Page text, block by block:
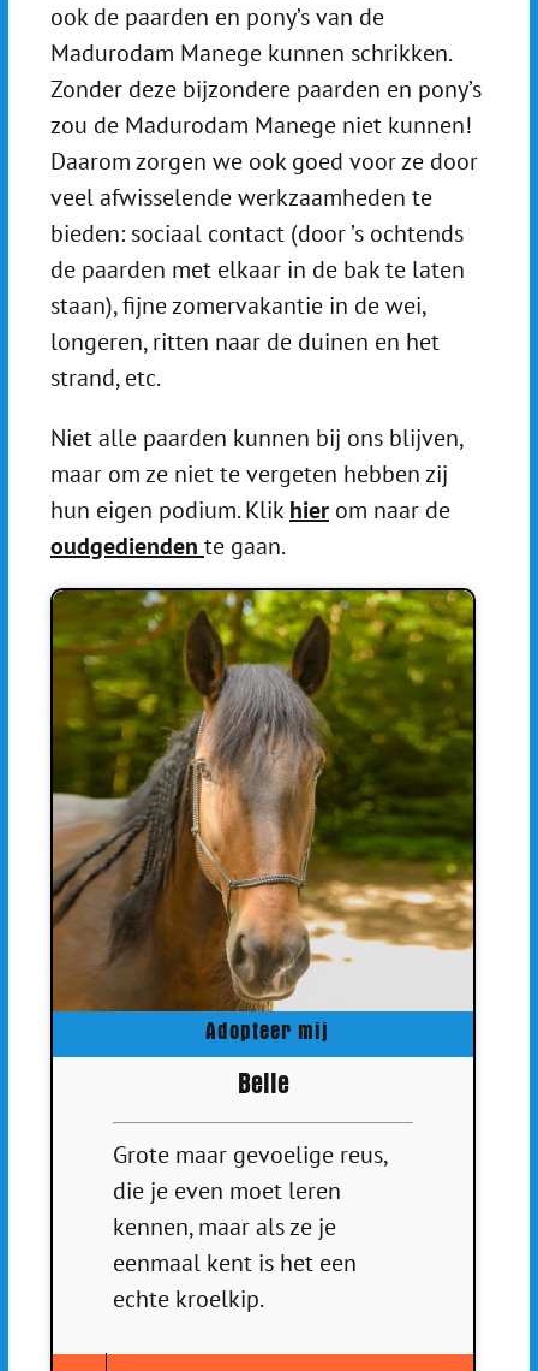
ook de paarden en pony’s van de
Madurodam Manege kunnen schrikken.
Zonder deze bijzondere paarden en pony’s
zou de Madurodam Manege niet kunnen!
Daarom zorgen we ook goed voor ze door
veel afwisselende werkzaamheden te
bieden: sociaal contact (door ’s ochtends
de paarden met elkaar in de bak te laten
staan), fijne zomervakantie in de wei,
longeren, ritten naar de duinen en het
strand, etc.
Niet alle paarden kunnen bij ons blijven,
maar om ze niet te vergeten hebben zij
hun eigen podium. Klik hierom naar de
oudgedienden te gaan.
Adopteer mij
Belle
Grote maar gevoelige reus,
die je even moet leren
kennen, maar als ze je
eenmaal kent is het een
echte kroelkip.